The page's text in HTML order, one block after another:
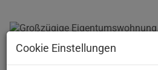
Beschreibung
Cookie Einstellungen